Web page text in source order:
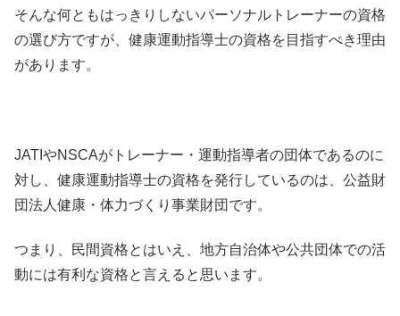
そんな何ともはっきりしないパーソナルトレーナーの資格
の選び方ですが、健康運動指導士の資格を目指すべき理由
があります。
JATIやNSCAがトレーナー・運動指導者の団体であるのに
対し、健康運動指導士の資格を発行しているのは、公益財
団法人健康・体力づくり事業財団です。
つまり、民間資格とはいえ、地方自治体や公共団体での活
動には有利な資格と言えると思います。